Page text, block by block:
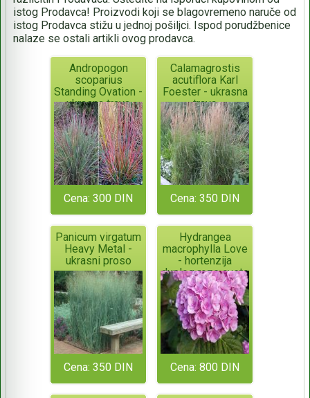
istog Prodavca! Proizvodi koji se blagovremeno naruče od
istog Prodavca stižu u jednoj pošiljci. Ispod porudžbenice
nalaze se ostali artikli ovog prodavca.
Andropogon
scoparius
Standing Ovation -
ukrasna trava
Cena: 300 DIN
Calamagrostis
acutiflora Karl
Foester - ukrasna
trava
Cena: 350 DIN
Panicum virgatum
Heavy Metal -
ukrasni proso
Cena: 350 DIN
Hydrangea
macrophylla Love
- hortenzija
duplog roze cveta
Cena: 800 DIN